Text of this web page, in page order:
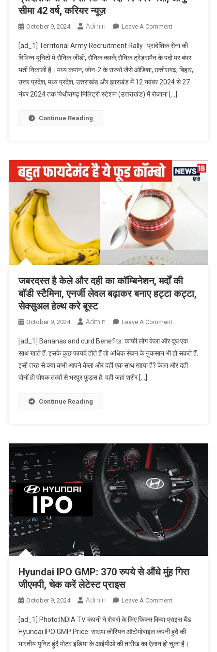
12वीं
पास
3508
यूपी
लिए
DM
बनेंगी
सीमा 42 वर्ष, करियर न्यूज़
October 9, 2024 Admin Leave A CommentOn
सेना
में
सैनिक
के
पदों
42
वर्ष,
करियर
न्यूज़
[ad_1] Territorial Army Recruitment Rally : प्रादेशिक सेना की
विभिन्न यूनिटों में सैनिक जीडी, सैनिक क्लर्क,सैनिक ट्रेड्समैन के पदों पर बंपर
भर्ती निकाली है। मध्य कमान, जोन-2 के राज्यों जैसे ओडिशा, छत्तीसगढ़, बिहार,
उत्तर प्रदेश, मध्य प्रदेश, उत्तराखंड और झारखंड में 12 नवंबर 2024 से 27
नंबर 2024 तक पिथौरागढ़ मिलिट्री स्टेशन (उत्तराखंड) में रोजाना […]
Continue Reading
जबरदस्त है केले और दही का कॉम्बिनेशन, मर्दों की
बॉडी स्टैमिना, एनर्जी लेवल बढ़ाकर बनाए हट्टा कट्टा,
सेक्सुअल हेल्थ करे बूस्ट
October 9, 2024 Admin Leave A CommentOn
है
केले
और
स्टैमिना,
एनर्जी
लेवल
बढ़ाकर
बनाए
हट्टा
कट्टा,
सेक्सुअल
हेल्थ
बूस्ट
[ad_1] Bananas and curd Benefits: काफी लोग केला और दूध एक
साथ खाते हैं. इसके कुछ फायदे होते हैं तो अधिक सेवन के नुकसान भी हो सकते हैं.
इसी तरह से क्या कभी आपने केला और दही एक साथ खाया है? केला और दही
दोनों ही पोषक तत्वों से भरपूर फूड्स हैं. दही जहां शरीर […]
Continue Reading
Hyundai IPO GMP: 370 रुपये से औंधे मुंह गिरा
जीएमपी, चेक करें लेटेस्ट प्राइस
October 9, 2024 Admin Leave A CommentOn
IPO
GMP:
370
[ad_1] Photo:INDIA TV कंपनी ने शेयरों के लिए फिक्स किया प्राइस बैंड
Hyundai IPO GMP Price: साउथ कोरियन ऑटोमोबाइल कंपनी हुंदै की
भारतीय यूनिट हुंदै मोटर इंडिया के आईपीओ की तारीख का ऐलान हो चुका है।